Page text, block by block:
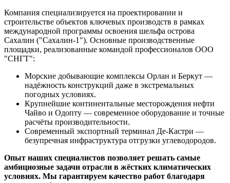
Компания специализируется на проектировании и
строительстве объектов ключевых производств в рамках
международной программы освоения шельфа острова
Сахалин ("Сахалин-1"). Основные производственные
площадки, реализованные командой профессионалов ООО
"СНГТ":
Морские добывающие комплексы Орлан и Беркут —
надёжность конструкций даже в экстремальных
погодных условиях.
Крупнейшие континентальные месторождения нефти
Чайво и Одопту — современное оборудование и точные
расчёты производительности.
Современный экспортный терминал Де-Кастри —
безупречная инфраструктура отгрузки углеводородов.
Опыт наших специалистов позволяет решать самые
амбициозные задачи отрасли в жёстких климатических
условиях. Мы гарантируем качество работ благодаря